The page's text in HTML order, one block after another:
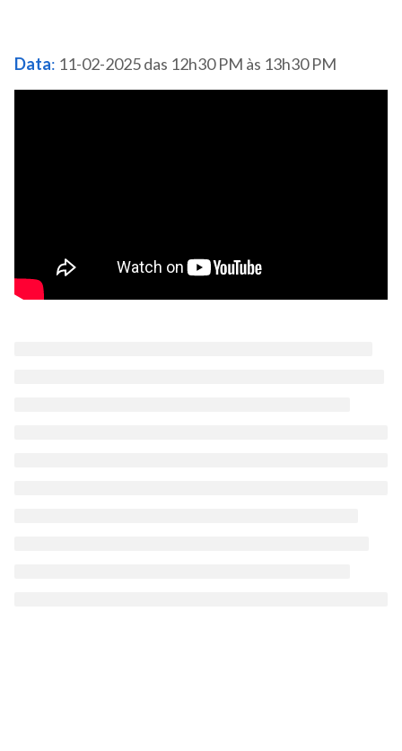
Data: 11-02-2025 das 12h30 PM às 13h30 PM